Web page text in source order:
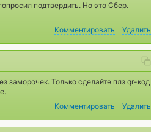
подтвердить. Но это Сбер.
Комментировать Удалить
заморочек. Только сделайте плз qr-код
Комментировать Удалить